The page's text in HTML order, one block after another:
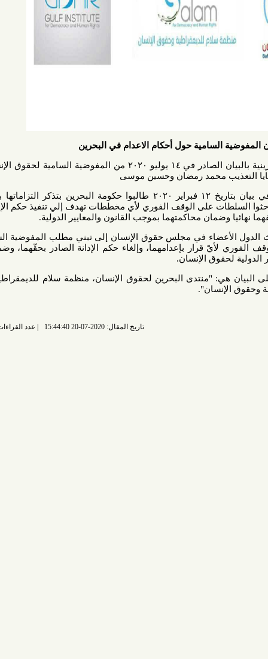
حول أحكام الاعدام في البحرين
رحبت ثلاث منظمات حقوقية بحرينية بالبيان الصادر في ١٤ يوليو ٢٠٢٠ من المفوضية السامية لحقوق الإنسان حول
محمد رمضان وحسين موسى
هذا وسبق للخبراء المستقلون في بيان بتاريخ ١٢ فبراير ٢٠٢٠ طالبوا حكومة البحرين بتذكر التزاماتها بمنع جميع
على الوقف الفوري لأي مخططات تهدف إلي تنفيذ حكم الإعدام بحق
محاكمتهما بموجب القانون والمعايير الدولية.
في مجلس حقوق الإنسان إلى تبني مطلب المفوضية السامية في
قرار بإعدامهما، وإلغاء حكم الإدانة الصادر بحقّهما، وضمان إعادة
الإنسان.
"منتدى البحرين لحقوق الإنسان، منظمة سلام للديمقراطية وحقوق
عدد القراءات: 4824 قراءة |